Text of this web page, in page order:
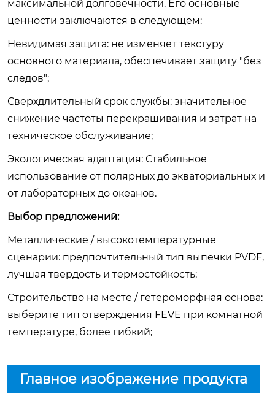
максимальной долговечности. Его основные
ценности заключаются в следующем:
Невидимая защита: не изменяет текстуру
основного материала, обеспечивает защиту "без
следов";
Сверхдлительный срок службы: значительное
снижение частоты перекрашивания и затрат на
техническое обслуживание;
Экологическая адаптация: Стабильное
использование от полярных до экваториальных и
от лабораторных до океанов.
Выбор предложений:
Металлические / высокотемпературные
сценарии: предпочтительный тип выпечки PVDF,
лучшая твердость и термостойкость;
Строительство на месте / гетероморфная основа:
выберите тип отверждения FEVE при комнатной
температуре, более гибкий;
Главное изображение продукта